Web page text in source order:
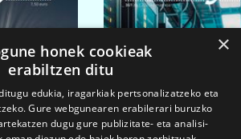
×
honek cookieak
erabiltzen ditu
edukia, iragarkiak pertsonalizatzeko eta
Gure webgunearen erabilerari buruzko
dugu gure publizitate- eta analisi-